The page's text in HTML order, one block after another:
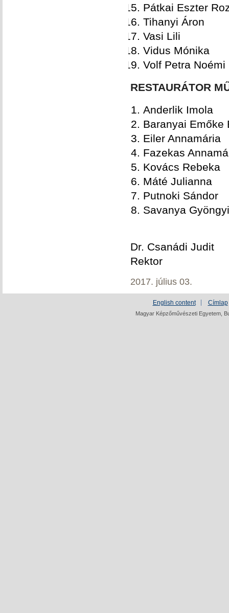
Pátkai Eszter
Tihanyi Áron
Vasi Lili
Vidus Mónika
Volf Petra Noémi
RESTAURÁTOR
Anderlik Imola
Baranyai Emőke
Eiler Annamária
Fazekas
Kovács Rebeka
Máté Julianna
Putnoki Sándor
Savanya Gyöngyi
Dr. Csanádi Judit
Rektor
2017. július 03.
English content Címlap
Magyar Képzőművészeti Egyetem,